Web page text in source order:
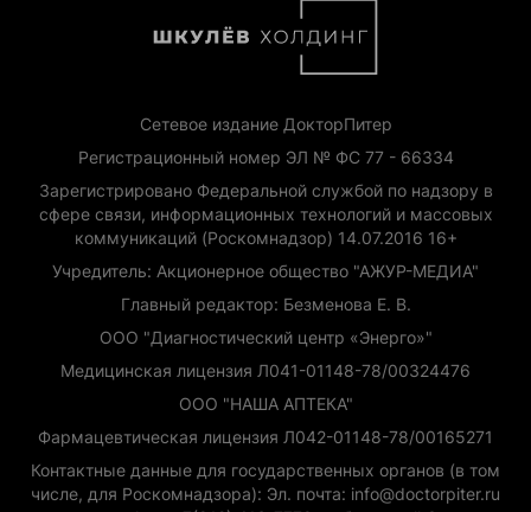
Сетевое издание ДокторПитер
Регистрационный номер ЭЛ № ФС 77 - 66334
Зарегистрировано Федеральной службой по надзору в
сфере связи, информационных технологий и массовых
коммуникаций (Роскомнадзор) 14.07.2016 16+
Учредитель: Акционерное общество "АЖУР-МЕДИА"
Главный редактор: Безменова Е. В.
ООО "Диагностический центр «Энерго»"
Медицинская лицензия Л041-01148-78/00324476
ООО "НАША АПТЕКА"
Фармацевтическая лицензия Л042-01148-78/00165271
Контактные данные для государственных органов (в том
числе, для Роскомнадзора): Эл. почта: info@doctorpiter.ru